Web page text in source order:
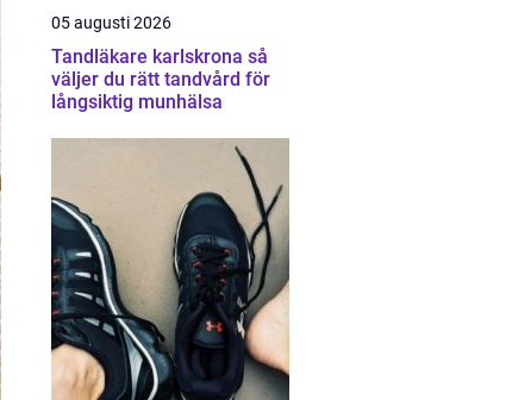
05 augusti 2026
Tandläkare karlskrona så
väljer du rätt tandvård för
långsiktig munhälsa